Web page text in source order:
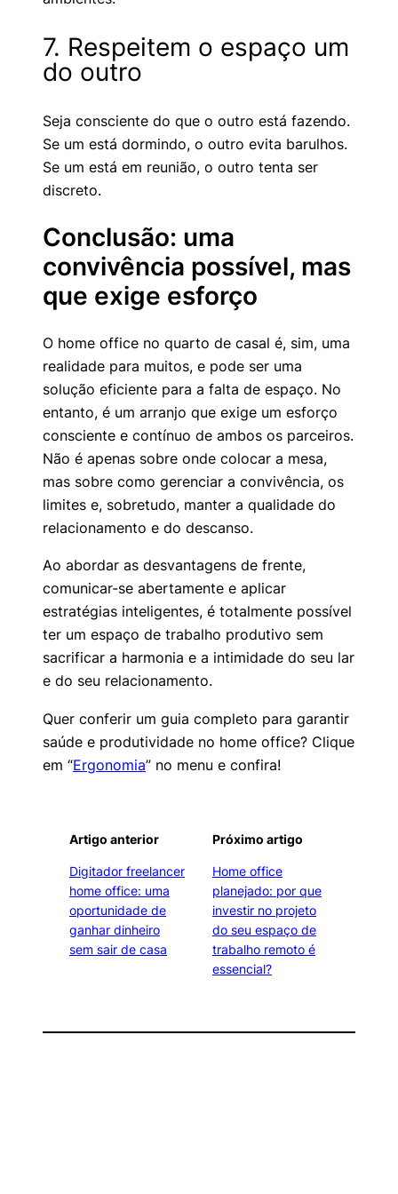
7. Respeitem o espaço um
do outro
Seja consciente do que o outro está fazendo.
Se um está dormindo, o outro evita barulhos.
Se um está em reunião, o outro tenta ser
discreto.
Conclusão: uma
convivência possível, mas
que exige esforço
O home office no quarto de casal é, sim, uma
realidade para muitos, e pode ser uma
solução eficiente para a falta de espaço. No
entanto, é um arranjo que exige um esforço
consciente e contínuo de ambos os parceiros.
Não é apenas sobre onde colocar a mesa,
mas sobre como gerenciar a convivência, os
limites e, sobretudo, manter a qualidade do
relacionamento e do descanso.
Ao abordar as desvantagens de frente,
comunicar-se abertamente e aplicar
estratégias inteligentes, é totalmente possível
ter um espaço de trabalho produtivo sem
sacrificar a harmonia e a intimidade do seu lar
e do seu relacionamento.
Quer conferir um guia completo para garantir
saúde e produtividade no home office? Clique
em “Ergonomia” no menu e confira!
Artigo anterior
Digitador freelancer
home office: uma
oportunidade de
ganhar dinheiro
sem sair de casa
Próximo artigo
Home office
planejado: por que
investir no projeto
do seu espaço de
trabalho remoto é
essencial?